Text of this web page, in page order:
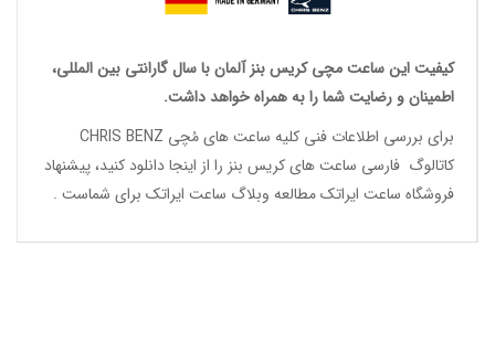
کیفیت اینساعت مچی کریس بنز آلمانبا سال گارانتی بین المللی،
اطمینان و رضایت شما را به همراه خواهد داشت.
برای بررسی اطلاعات فنی کلیه ساعت های مُچی CHRIS BENZ
کاتالوگ فارسی ساعت های کریس بنز را از اینجادانلود کنید، پیشنهاد
فروشگاه ساعت ایراتک مطالعه وبلاگ ساعت ایراتک برای شماست .